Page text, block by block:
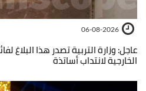
06-08-2026
عاجل: وزارة التربية تصدر هذا البلاغ
الخارجية لانتداب أساتذة